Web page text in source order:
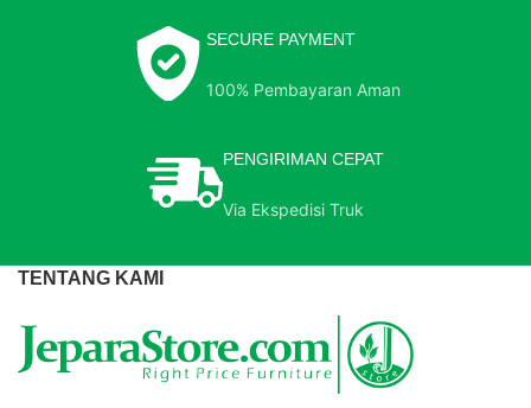
SECURE PAYMENT
100% Pembayaran Aman
PENGIRIMAN CEPAT
Via Ekspedisi Truk
TENTANG KAMI